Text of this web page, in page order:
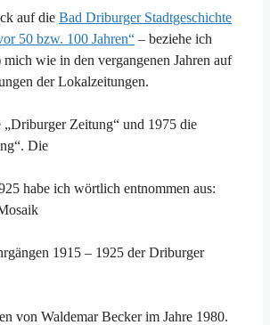
auf die Bad Driburger Stadtgeschichte
50 bzw. 100 Jahren“ – beziehe ich
wie in den vergangenen Jahren auf
der Lokalzeitungen.
„Driburger Zeitung“ und 1975 die
Die
habe ich wörtlich entnommen aus:
1915 – 1925 der Driburger
von Waldemar Becker im Jahre 1980.